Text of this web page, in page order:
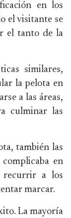
en los
el visitante se
el tanto de la
similares,
la pelota en
a las áreas,
culminar las
también las
en
recurrir a los
marcar.
La mayoría